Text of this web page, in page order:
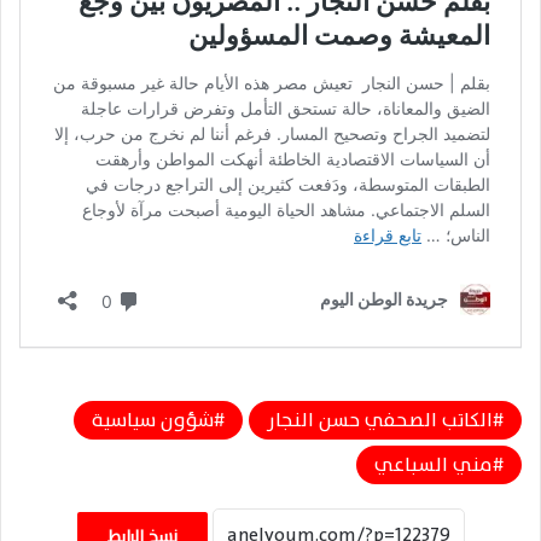
الكاتب الصحفي حسن النجار
شؤون سياسية
مني السباعي